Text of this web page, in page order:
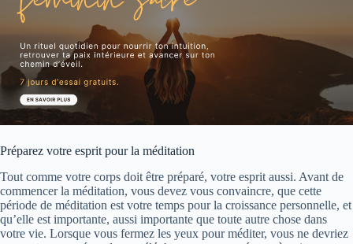
Préparez votre esprit pour la méditation
Tout comme votre corps doit être préparé, votre esprit aussi. Avant de
commencer la méditation, vous devez vous convaincre, que cette
période de méditation est votre temps pour la croissance personnelle, et
qu’elle est importante, aussi importante que toute autre chose dans
votre vie. Lorsque vous fermez les yeux pour méditer, vous ne devriez